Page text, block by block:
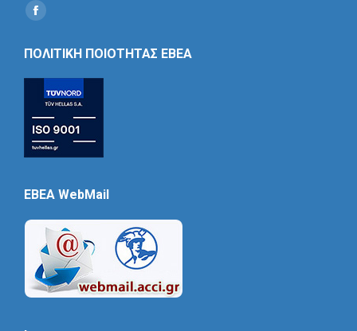
Find us on:
Social
ΠΟΛΙΤΙΚΗ ΠΟΙΟΤΗΤΑΣ ΕΒΕΑ
EBEA WebMail